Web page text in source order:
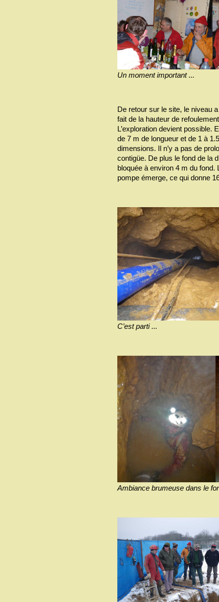
Un moment important ...
De retour sur le site, le niveau
fait de la hauteur de
L’exploration devient possible.
de 7 m de longueur et de 1 à
dimensions. Il n’y a pas de
contigüe. De plus le fond de la
bloquée à environ 4 m du fond.
pompe émerge, ce qui donne
C’est parti ...
Ambiance brumeuse dans le